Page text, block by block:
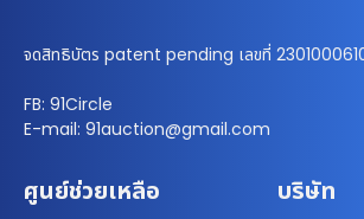
จดสิทธิบัตร patent pending เลขที่
FB: 91Circle
E-mail: 91auction@gmail.com
ศูนย์ช่วยเหลือ บริษัท